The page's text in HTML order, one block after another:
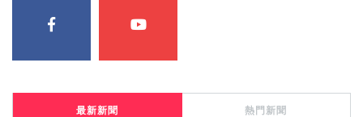
最新新聞 熱門新聞